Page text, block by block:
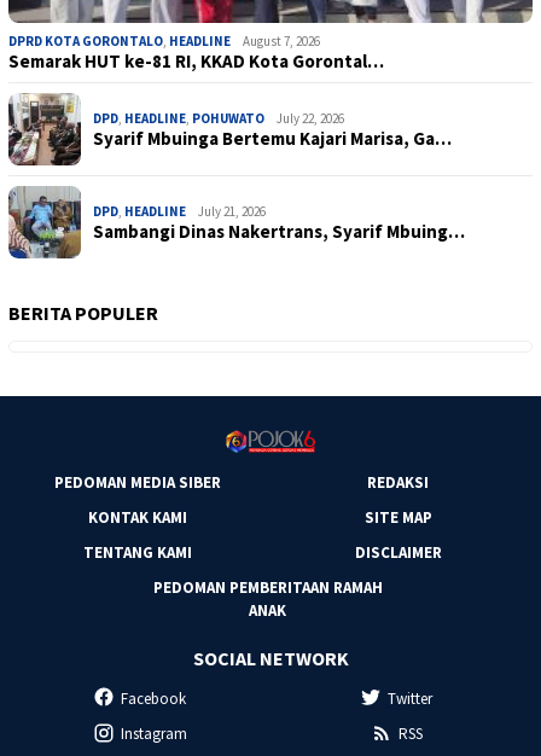
DPRD KOTA GORONTALO HEADLINE August 7, 2026
Semarak HUT ke-81 RI, KKAD Kota Gorontal…
DPD HEADLINE POHUWATO July 22, 2026
Syarif Mbuinga Bertemu Kajari Marisa, Ga…
DPD HEADLINE July 21, 2026
Sambangi Dinas Nakertrans, Syarif Mbuing…
BERITA POPULER
PEDOMAN MEDIA SIBER
REDAKSI
KONTAK KAMI
SITE MAP
TENTANG KAMI
DISCLAIMER
PEDOMAN PEMBERITAAN RAMAH
ANAK
SOCIAL NETWORK
Facebook
Twitter
Instagram
RSS